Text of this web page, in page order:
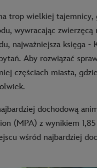
trop wielkiej tajemnicy,
wywracając
najważniejsza księga -
Aby rozwiązać
częściach miasta,
dochodową
(MPA) z wynikiem
wśród najbardziej